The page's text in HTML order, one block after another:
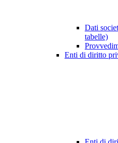
Dati
tabelle)
Enti di diritto